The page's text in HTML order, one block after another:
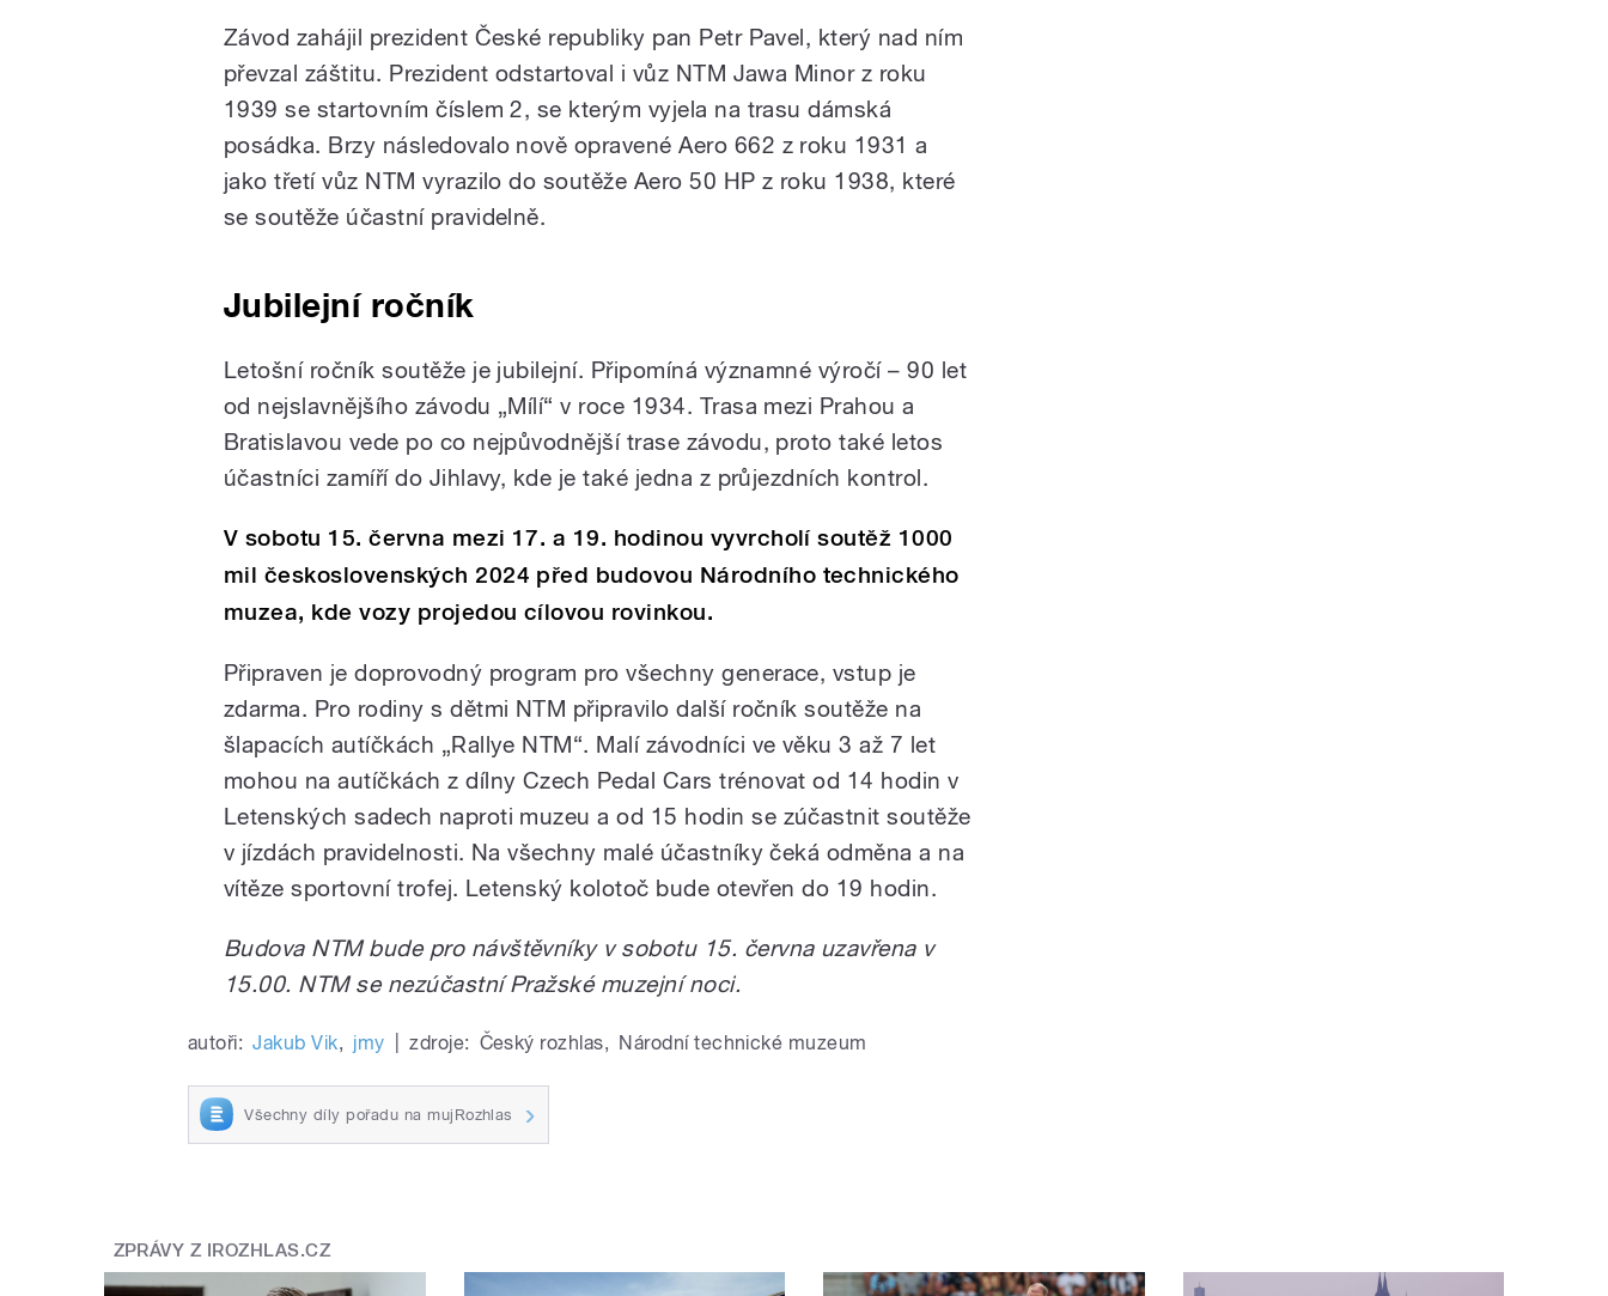
Závod zahájil prezident České republiky pan Petr Pavel, který nad ním
převzal záštitu. Prezident odstartoval i vůz NTM Jawa Minor z roku
1939 se startovním číslem 2, se kterým vyjela na trasu dámská
posádka. Brzy následovalo nově opravené Aero 662 z roku 1931 a
jako třetí vůz NTM vyrazilo do soutěže Aero 50 HP z roku 1938, které
se soutěže účastní pravidelně.
Jubilejní ročník
Letošní ročník soutěže je jubilejní. Připomíná významné výročí – 90 let
od nejslavnějšího závodu „Mílí“ v roce 1934. Trasa mezi Prahou a
Bratislavou vede po co nejpůvodnější trase závodu, proto také letos
účastníci zamíří do Jihlavy, kde je také jedna z průjezdních kontrol.
V sobotu 15. června mezi 17. a 19. hodinou vyvrcholí soutěž 1000
mil československých 2024 před budovou Národního technického
muzea, kde vozy projedou cílovou rovinkou.
Připraven je doprovodný program pro všechny generace, vstup je
zdarma. Pro rodiny s dětmi NTM připravilo další ročník soutěže na
šlapacích autíčkách „Rallye NTM“. Malí závodníci ve věku 3 až 7 let
mohou na autíčkách z dílny Czech Pedal Cars trénovat od 14 hodin v
Letenských sadech naproti muzeu a od 15 hodin se zúčastnit soutěže
v jízdách pravidelnosti. Na všechny malé účastníky čeká odměna a na
vítěze sportovní trofej. Letenský kolotoč bude otevřen do 19 hodin.
Budova NTM bude pro návštěvníky v sobotu 15. června uzavřena v
15.00. NTM se nezúčastní Pražské muzejní noci.
autoři: Jakub Vik, jmy zdroje: Český rozhlas, Národní technické muzeum
Všechny díly pořadu na mujRozhlas
ZPRÁVY Z IROZHLAS.CZ